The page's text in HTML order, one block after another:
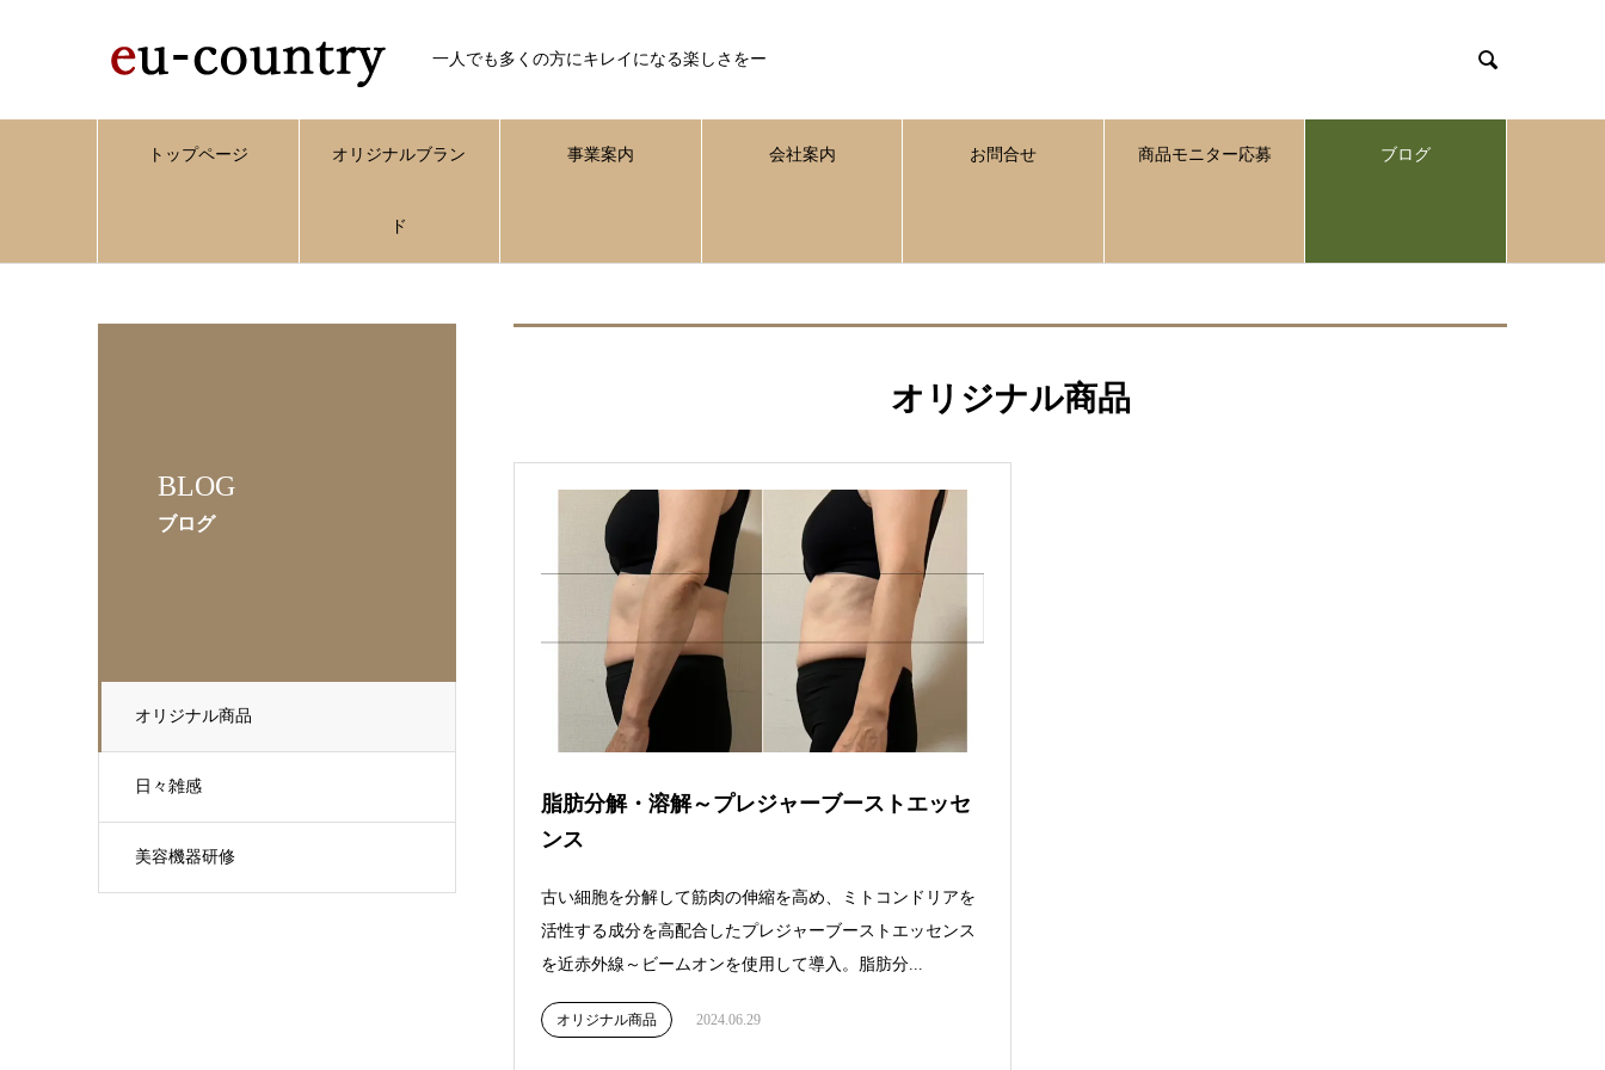
一人でも多くの方にキレイになる楽しさをー 
トップページ オリジナルブラン
ド
事業案内 会社案内 お問合せ 商品モニター応募 ブログ
BLOG
ブログ
オリジナル商品
日々雑感
美容機器研修
オリジナル商品
脂肪分解・溶解～プレジャーブーストエッセ
ンス
古い細胞を分解して筋肉の伸縮を高め、ミトコンドリアを
活性する成分を高配合したプレジャーブーストエッセンス
を近赤外線～ビームオンを使用して導入。脂肪分...
オリジナル商品 2024.06.29